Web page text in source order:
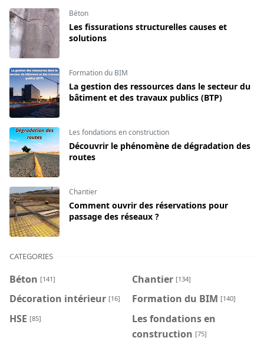
Béton
Les fissurations structurelles causes et
solutions
Formation du BIM
La gestion des ressources dans le secteur du
bâtiment et des travaux publics (BTP)
Les fondations en construction
Découvrir le phénomène de dégradation des
routes
Chantier
Comment ouvrir des réservations pour
passage des réseaux ?
CATEGORIES
Béton [141] Chantier [134]
Décoration intérieur [16] Formation du BIM [140]
HSE [85]
Les fondations en
construction [75]